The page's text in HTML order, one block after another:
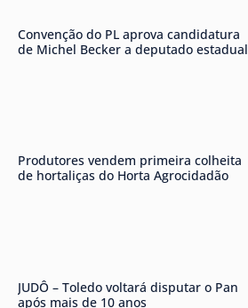
Convenção do PL aprova candidatura
de Michel Becker a deputado estadual
Produtores vendem primeira colheita
de hortaliças do Horta Agrocidadão
JUDÔ – Toledo voltará disputar o Pan
após mais de 10 anos